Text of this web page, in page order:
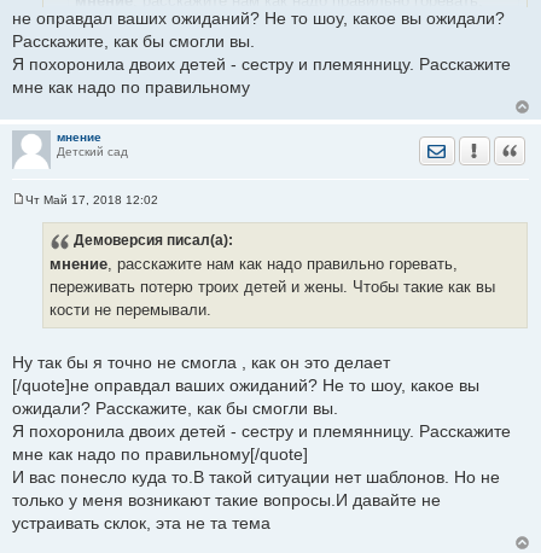
переживать потерю троих детей и жены. Чтобы такие как
вы кости не перемывали.
Ну так бы я точно не смогла , как он это делает
не оправдал ваших ожиданий? Не то шоу, какое вы ожидали?
Расскажите, как бы смогли вы.
Я похоронила двоих детей - сестру и племянницу. Расскажите
мне как надо по правильному
мнение
Детский сад
Отправить
Чт Май 17, 2018 12:02
Демоверсия писал(а):
мнение , расскажите нам как надо правильно горевать,
переживать потерю троих детей и жены. Чтобы такие как вы
кости не перемывали.
Ну так бы я точно не смогла , как он это делает
[/quote]не оправдал ваших ожиданий? Не то шоу, какое вы
ожидали? Расскажите, как бы смогли вы.
Я похоронила двоих детей - сестру и племянницу. Расскажите
мне как надо по правильному[/quote]
И вас понесло куда то.В такой ситуации нет шаблонов. Но не
только у меня возникают такие вопросы.И давайте не
устраивать склок, эта не та тема